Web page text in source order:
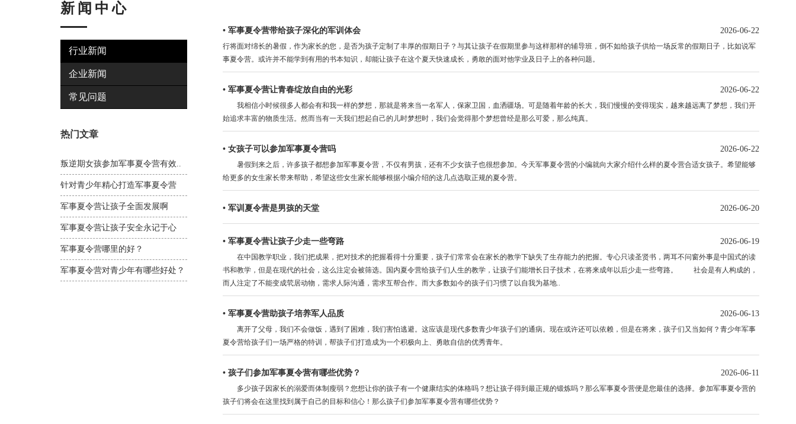
新闻中心
行业新闻
企业新闻
常见问题
热门文章
叛逆期女孩参加军事夏令营有效..
针对青少年精心打造军事夏令营
军事夏令营让孩子全面发展啊
军事夏令营让孩子安全永记于心
军事夏令营哪里的好？
军事夏令营对青少年有哪些好处？
• 军事夏令营带给孩子深化的军训体会 2026-06-22
行将面对绵长的暑假，作为家长的您，是否为孩子定制了丰厚的假期日子？与其让孩子在假期里参与这样那样的辅导班，倒不如给孩子供给一场反常的假期日子，比如说军
事夏令营。或许并不能学到有用的书本知识，却能让孩子在这个夏天快速成长，勇敢的面对他学业及日子上的各种问题。
• 军事夏令营让青春绽放自由的光彩 2026-06-22
我相信小时候很多人都会有和我一样的梦想，那就是将来当一名军人，保家卫国，血洒疆场。可是随着年龄的长大，我们慢慢的变得现实，越来越远离了梦想，我们开
始追求丰富的物质生活。然而当有一天我们想起自己的儿时梦想时，我们会觉得那个梦想曾经是那么可爱，那么纯真。
• 女孩子可以参加军事夏令营吗 2026-06-22
暑假到来之后，许多孩子都想参加军事夏令营，不仅有男孩，还有不少女孩子也很想参加。今天军事夏令营的小编就向大家介绍什么样的夏令营合适女孩子。希望能够
给更多的女生家长带来帮助，希望这些女生家长能够根据小编介绍的这几点选取正规的夏令营。
• 军训夏令营是男孩的天堂 2026-06-20
• 军事夏令营让孩子少走一些弯路 2026-06-19
在中国教学职业，我们把成果，把对技术的把握看得十分重要，孩子们常常会在家长的教学下缺失了生存能力的把握。专心只读圣贤书，两耳不问窗外事是中国式的读
书和教学，但是在现代的社会，这么注定会被筛选。国内夏令营给孩子们人生的教学，让孩子们能增长日子技术，在将来成年以后少走一些弯路。 社会是有人构成的，
而人注定了不能变成茕居动物，需求人际沟通，需求互帮合作。而大多数如今的孩子们习惯了以自我为基地..
• 军事夏令营助孩子培养军人品质 2026-06-13
离开了父母，我们不会做饭，遇到了困难，我们害怕逃避。这应该是现代多数青少年孩子们的通病。现在或许还可以依赖，但是在将来，孩子们又当如何？青少年军事
夏令营给孩子们一场严格的特训，帮孩子们打造成为一个积极向上、勇敢自信的优秀青年。
• 孩子们参加军事夏令营有哪些优势？ 2026-06-11
多少孩子因家长的溺爱而体制瘦弱？您想让你的孩子有一个健康结实的体格吗？想让孩子得到最正规的锻炼吗？那么军事夏令营便是您最佳的选择。参加军事夏令营的
孩子们将会在这里找到属于自己的目标和信心！那么孩子们参加军事夏令营有哪些优势？